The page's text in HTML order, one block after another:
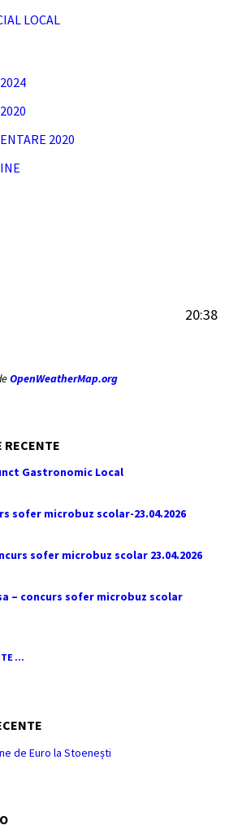
LOCAL
2020
20:38
OpenWeatherMap.org
RECENTE
Gastronomic Local
sofer microbuz scolar-23.04.2026
sofer microbuz scolar 23.04.2026
– concurs sofer microbuz scolar
...
de Euro la Stoenești